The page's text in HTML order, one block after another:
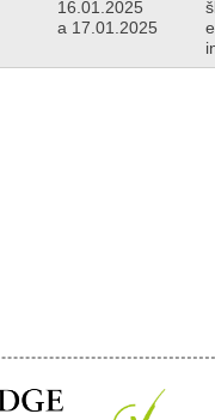
16.01.2025
a 17.01.2025